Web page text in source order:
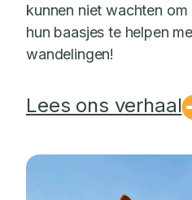
kunnen niet wachten
hun baasjes te helpen
wandelingen!
Lees ons verhaal